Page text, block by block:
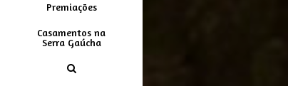
Premiações
Casamentos na
Serra Gaúcha